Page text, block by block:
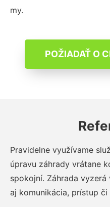
my.
POŽIADAŤ O
Pravidelne využívame
úpravu záhrady vrátane
spokojní. Záhrada
aj komunikácia, prístup či